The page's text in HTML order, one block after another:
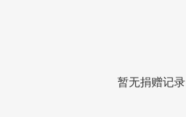
暂无捐赠记录